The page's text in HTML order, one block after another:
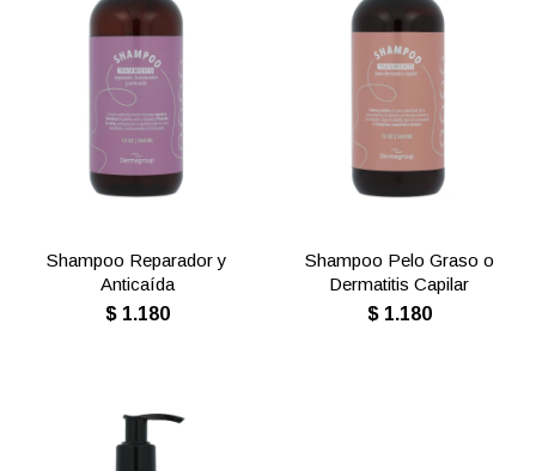
Shampoo Reparador y
Anticaída
$ 1.180
Shampoo Pelo Graso o
Dermatitis Capilar
$ 1.180